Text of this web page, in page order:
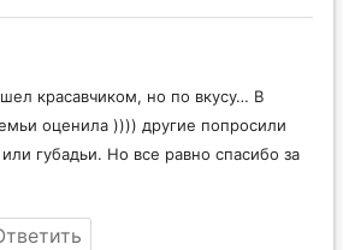
красавчиком, но по вкусу… В
оценила )))) другие попросили
губадьи. Но все равно спасибо за